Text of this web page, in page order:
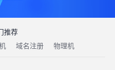
推荐
域名注册 物理机